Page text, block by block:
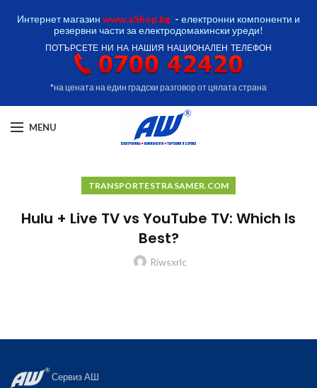
Интернет магазин www.aShop.bg - електронни компоненти и
резервни части за електродомакински уреди!
ПОТЪРСЕТЕ НИ НА НАШИЯ НАЦИОНАЛЕН ТЕЛЕФОН
*на цената на един градски разговор от цялата страна
MENU
TRANSPORTESTRASAMER.COM
Hulu + Live TV vs YouTube TV: Which Is
Best?
Riwsxrlc
Сервиз АШ